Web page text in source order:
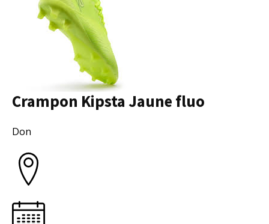
Crampon Kipsta Jaune fluo
Don